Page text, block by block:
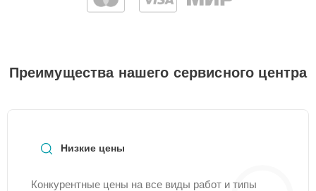
Преимущества нашего сервисного центра
Низкие цены
Конкурентные цены на все виды работ и типы